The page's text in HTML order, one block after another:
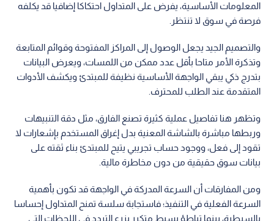
المعلومات الأساسية، يفرض على المتداول احتكاكا إضافيا قد يكلفه
فرصة في سوق لا تنتظر.
والتصميم الجيد يجعل الوصول إلى المراكز المفتوحة وقوائم المتابعة
وتذكرة الأمر متاحا بأقل عدد ممكن من اللمسات، ويعرض البيانات
بتدرج ذكي يبقي الواجهة الأساسية نظيفة للمبتدئ ويكشف الأدوات
المتقدمة عند الطلب للمحترف.
وتظهر هنا تفاصيل عملية كثيرة تصنع الفارق، مثل دقة التنبيهات
وربطها مباشرة بالشاشة المعنية بدل إغراق المستخدم بإشعارات لا
تقود إلى فعل، ووجود حساب تجريبي يتيح للمبتدئ بناء ثقته على
بيانات سوق حقيقية من دون مخاطرة مالية.
ومن المفارقات أن السرعة المدركة في الواجهة قد تكون بأهمية
السرعة الفعلية في التنفيذ؛ فاستجابة سلسة تمنح المتداول إحساسا
بالسيطرة، بينما تباطؤ بسيط متكرر يزرع التردد في اللحظات التي